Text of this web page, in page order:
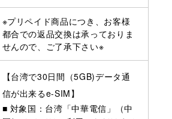
※プリペイド商品につき、お客様
都合での返品交換は承っておりま
せんので、ご了承下さい※
【台湾で30日間（5GB)データ通
信が出来るe-SIM】
■ 対象国：台湾「中華電信」（中